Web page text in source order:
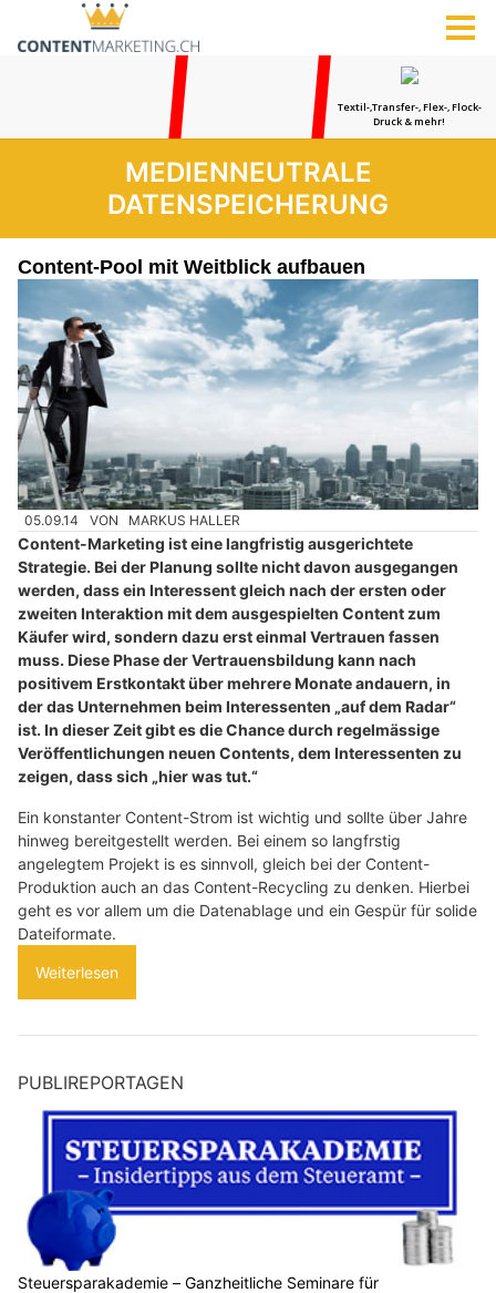
MEDIENNEUTRALE
DATENSPEICHERUNG
Content-Pool mit Weitblick aufbauen
05.09.14 VON MARKUS HALLER
Content-Marketing ist eine langfristig ausgerichtete
Strategie. Bei der Planung sollte nicht davon ausgegangen
werden, dass ein Interessent gleich nach der ersten oder
zweiten Interaktion mit dem ausgespielten Content zum
Käufer wird, sondern dazu erst einmal Vertrauen fassen
muss. Diese Phase der Vertrauensbildung kann nach
positivem Erstkontakt über mehrere Monate andauern, in
der das Unternehmen beim Interessenten „auf dem Radar“
ist. In dieser Zeit gibt es die Chance durch regelmässige
Veröffentlichungen neuen Contents, dem Interessenten zu
zeigen, dass sich „hier was tut.“
Ein konstanter Content-Strom ist wichtig und sollte über Jahre
hinweg bereitgestellt werden. Bei einem so langfrstig
angelegtem Projekt is es sinnvoll, gleich bei der Content-
Produktion auch an das Content-Recycling zu denken. Hierbei
geht es vor allem um die Datenablage und ein Gespür für solide
Dateiformate.
Weiterlesen
PUBLIREPORTAGEN
Steuersparakademie – Ganzheitliche Seminare für